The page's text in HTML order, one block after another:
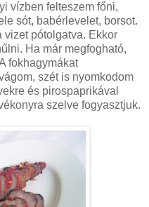
vízben felteszem főni,
sót, babérlevelet, borsot.
vizet pótolgatva. Ekkor
Ha már megfogható,
fokhagymákat
szét is nyomkodom
és pirospaprikával
szelve fogyasztjuk.